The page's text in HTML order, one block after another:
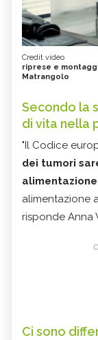
Credit video
riprese e
Matrangolo
Secondo la
di vita nella
"Il Codice
dei tumori
alimentazione
alimentazione
risponde Anna
Ci sono